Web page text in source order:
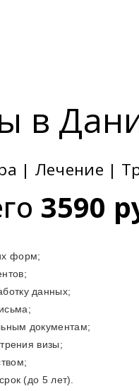
в
| Лечение |
3590
форм;
данных;
документам;
визы;
(до 5 лет).